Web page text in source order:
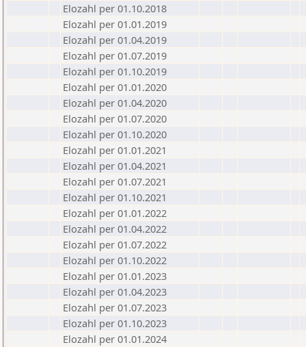
Elozahl per 01.10.2018
Elozahl per 01.01.2019
Elozahl per 01.04.2019
Elozahl per 01.07.2019
Elozahl per 01.10.2019
Elozahl per 01.01.2020
Elozahl per 01.04.2020
Elozahl per 01.07.2020
Elozahl per 01.10.2020
Elozahl per 01.01.2021
Elozahl per 01.04.2021
Elozahl per 01.07.2021
Elozahl per 01.10.2021
Elozahl per 01.01.2022
Elozahl per 01.04.2022
Elozahl per 01.07.2022
Elozahl per 01.10.2022
Elozahl per 01.01.2023
Elozahl per 01.04.2023
Elozahl per 01.07.2023
Elozahl per 01.10.2023
Elozahl per 01.01.2024